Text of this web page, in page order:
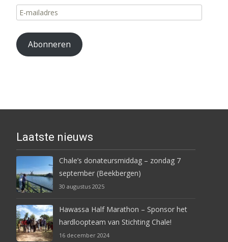
E-
mailadres
Abonneren
Laatste nieuws
Chale’s donateursmiddag – zondag 7
september (Beekbergen)
30 augustus 2025
Hawassa Half Marathon – Sponsor het
hardloopteam van Stichting Chale!
16 december 2024